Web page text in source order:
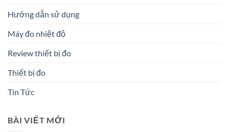
Hướng dẫn sử dụng
Máy đo nhiệt độ
Review thiết bị đo
Thiết bị đo
Tin Tức
BÀI VIẾT MỚI